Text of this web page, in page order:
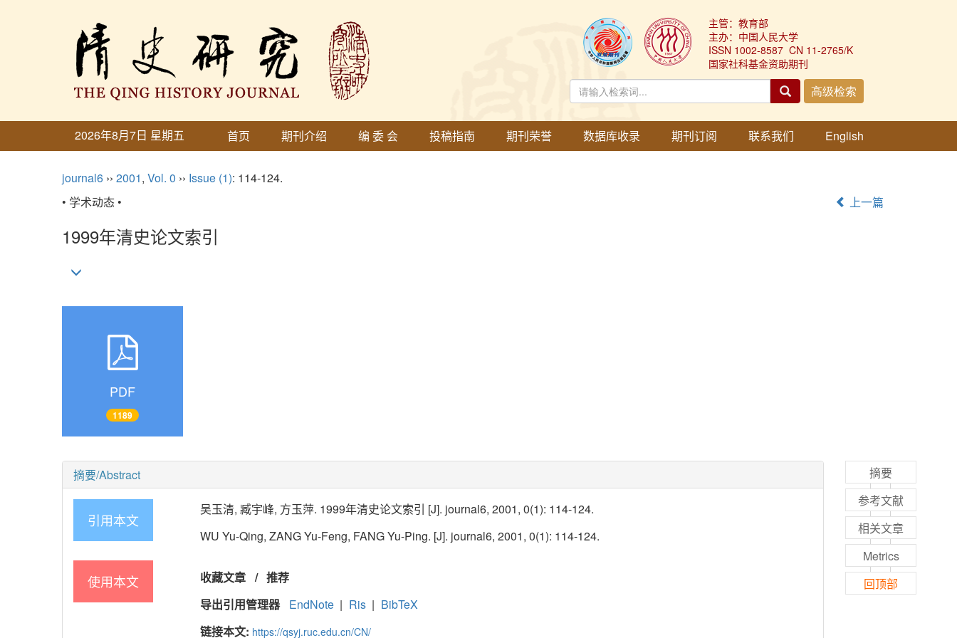
主管：教育部
主办：中国人民大学
ISSN 1002-8587 CN 11-2765/K
国家社科基金资助期刊
2026年8月7日 星期五 首页 期刊介绍 编 委 会 投稿指南 期刊荣誉 数据库收录 期刊订阅 联系我们 English
journal6 ›› 2001, Vol. 0 ›› Issue (1): 114-124.
• 学术动态 •
上一篇
1999年清史论文索引
PDF
1189
摘要/Abstract
引用本文
吴玉清, 臧宇峰, 方玉萍. 1999年清史论文索引 [J]. journal6, 2001, 0(1): 114-124.
WU Yu-Qing, ZANG Yu-Feng, FANG Yu-Ping. [J]. journal6, 2001, 0(1): 114-124.
使用本文 收藏文章 / 推荐
导出引用管理器
EndNote | Ris | BibTeX
链接本文: https://qsyj.ruc.edu.cn/CN/
摘要
参考文献
相关文章
Metrics
回顶部